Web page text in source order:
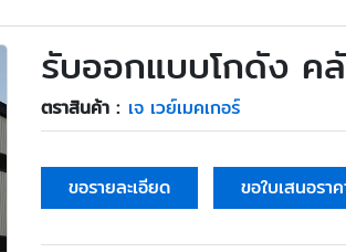
รับออกแบบโกดัง ค
ตราสินค้า : เจ เวย์เมคเกอร์
ขอรายละเอียด ขอใบเสนอราค